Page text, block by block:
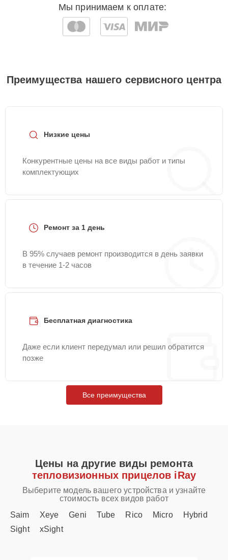
Мы принимаем к оплате:
Преимущества нашего сервисного центра
Низкие цены
Конкурентные цены на все виды работ и типы
комплектующих
Ремонт за 1 день
В 95% случаев ремонт производится в день заявки
в течение 1-2 часов
Бесплатная диагностика
Даже если клиент передумал или решил обратится
позже
Все преимущества
Цены на другие виды ремонта
тепловизионных прицелов iRay
Выберите модель вашего устройства и узнайте
стоимость всех видов работ
Saim
Xeye Geni Tube Rico Micro
Hybrid
Sight
xSight